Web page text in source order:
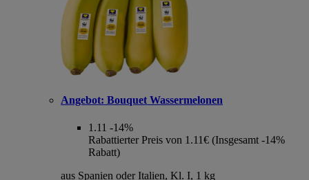
Angebot: Bouquet Wassermelonen
1.11 -14%
Rabattierter Preis von 1.11€ (Insgesamt -14%
Rabatt)
aus Spanien oder Italien, Kl. I, 1 kg